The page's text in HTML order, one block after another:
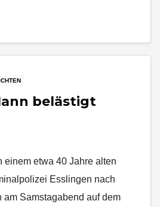
belästigt
einem etwa 40 Jahre alten
Esslingen nach
am Samstagabend auf dem